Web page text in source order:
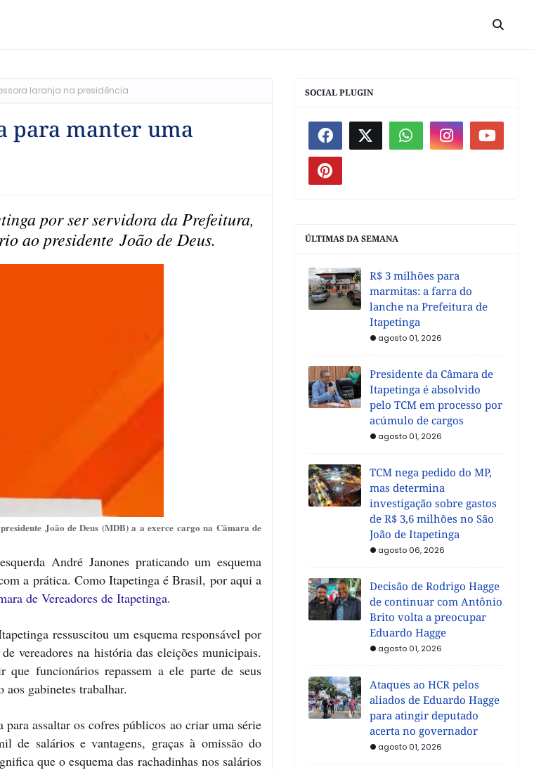
laranja na presidência
para manter uma
por ser servidora da Prefeitura,
ao presidente João de Deus.
João de Deus (MDB) a a exerce cargo na Câmara de
André Janones praticando um esquema
a prática. Como Itapetinga é Brasil, por aqui a
de Vereadores de Itapetinga.
ressuscitou um esquema responsável por
vereadores na história das eleições municipais.
funcionários repassem a ele parte de seus
gabinetes trabalhar.
assaltar os cofres públicos ao criar uma série
de salários e vantagens, graças à omissão do
que o esquema das rachadinhas nos salários
SOCIAL PLUGIN
ÚLTIMAS DA SEMANA
R$ 3 milhões para
marmitas: a farra do
lanche na Prefeitura de
Itapetinga
agosto 01, 2026
Presidente da Câmara de
Itapetinga é absolvido
pelo TCM em processo por
acúmulo de cargos
agosto 01, 2026
TCM nega pedido do MP,
mas determina
investigação sobre gastos
de R$ 3,6 milhões no São
João de Itapetinga
agosto 06, 2026
Decisão de Rodrigo Hagge
de continuar com Antônio
Brito volta a preocupar
Eduardo Hagge
agosto 01, 2026
Ataques ao HCR pelos
aliados de Eduardo Hagge
para atingir deputado
acerta no governador
agosto 01, 2026